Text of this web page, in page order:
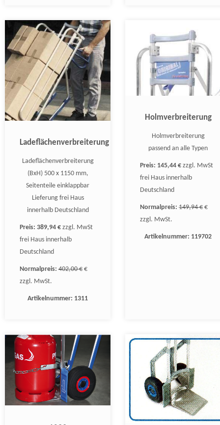
Ladeflächenverbreiterung
Ladeflächenverbreiterung
(BxH) 500 x 1150 mm,
Seitenteile einklappbar
Lieferung frei Haus
innerhalb Deutschland
Preis: 389,94 € zzgl. MwSt
frei Haus innerhalb
Deutschland
Normalpreis: 402,00 € €
zzgl. MwSt.
Artikelnummer: 1311
Holmverbreiterung
Holmverbreiterung
passend an alle Typen
Preis: 145,44 € zzgl. MwSt
frei Haus innerhalb
Deutschland
Normalpreis: 149,94 € €
zzgl. MwSt.
Artikelnummer: 119702